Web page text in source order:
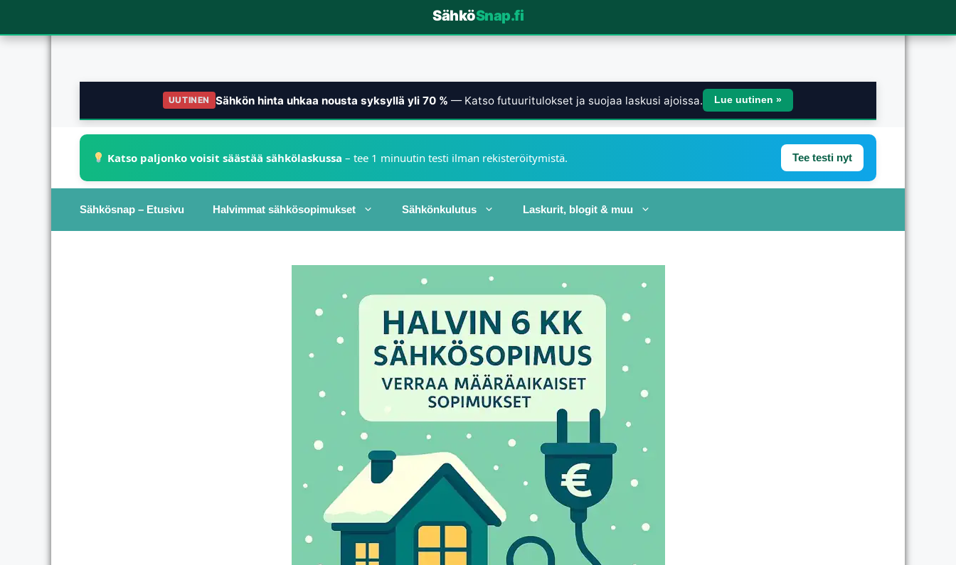
SähköSnap.fi
UUTINEN Sähkön hinta uhkaa nousta syksyllä yli 70 % — Katso futuuritulokset ja suojaa laskusi ajoissa. Lue uutinen »
Katso paljonko voisit säästää sähkölaskussa – tee 1 minuutin testi ilman rekisteröitymistä. Tee testi nyt
Sähkösnap – Etusivu Halvimmat sähkösopimukset Sähkönkulutus Laskurit, blogit & muu